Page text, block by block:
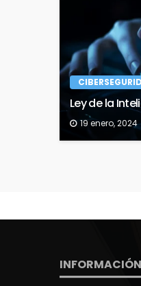
Ley de la
19 enero, 2024